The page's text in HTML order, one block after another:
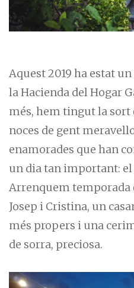
Aquest 2019 ha estat
la Hacienda del Hogar
més, hem tingut la sort
noces de gent
enamorades que han
un dia tan important: el
Arrenquem temporada
Josep i Cristina, un
més propers i una
de sorra, preciosa.